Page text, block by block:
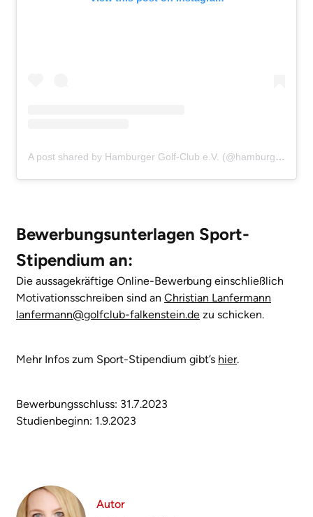
A post shared by Hamburger Golf-Club e.V. (@hamburgergc_falkenstein)
Bewerbungsunterlagen Sport-
Stipendium an:
Die aussagekräftige Online-Bewerbung einschließlich
Motivationsschreiben sind an Christian Lanfermann
lanfermann@golfclub-falkenstein.de zu schicken.
Mehr Infos zum Sport-Stipendium gibt’s hier.
Bewerbungsschluss: 31.7.2023
Studienbeginn: 1.9.2023
Autor